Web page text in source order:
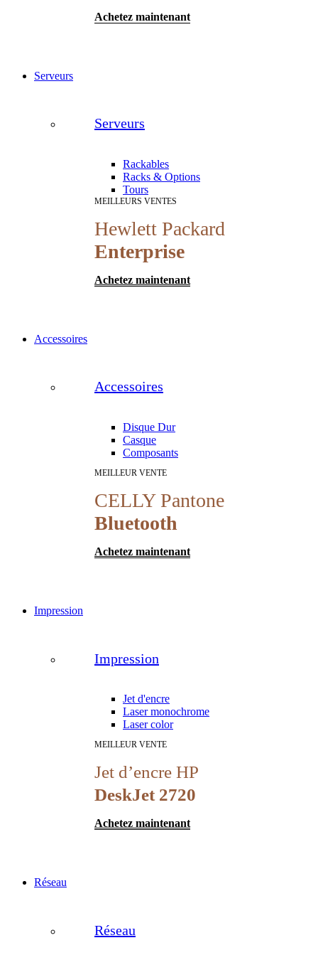
Achetez maintenant
Serveurs
Serveurs
Rackables
Racks & Options
Tours
MEILLEURS VENTES
Hewlett Packard
Enterprise
Achetez maintenant
Accessoires
Accessoires
Disque Dur
Casque
Composants
MEILLEUR VENTE
CELLY Pantone
Bluetooth
Achetez maintenant
Impression
Impression
Jet d'encre
Laser monochrome
Laser color
MEILLEUR VENTE
Jet d’encre HP
DeskJet 2720
Achetez maintenant
Réseau
Réseau